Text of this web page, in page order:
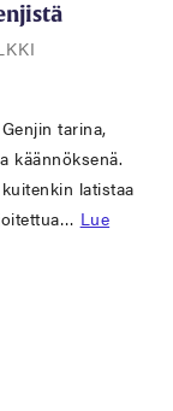
tarina,
käännöksenä.
latistaa
Lue